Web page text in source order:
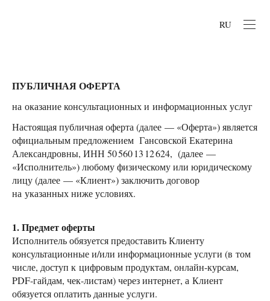
RU
ПУБЛИЧНАЯ ОФЕРТА
на оказание консультационных и информационных услуг
Настоящая публичная оферта (далее — «Оферта») является
официальным предложением Гансовской Екатерина
Александровны, ИНН 50 560 13 12 624, (далее —
«Исполнитель») любому физическому или юридическому
лицу (далее — «Клиент») заключить договор
на указанных ниже условиях.
1. Предмет оферты
Исполнитель обязуется предоставить Клиенту
консультационные и/или информационные услуги (в том
числе, доступ к цифровым продуктам, онлайн-курсам,
PDF-гайдам, чек-листам) через интернет, а Клиент
обязуется оплатить данные услуги.